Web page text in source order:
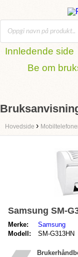
Innledende side
Be om
Hovedside ›
Samsung SM-
Merke:
Samsung
Modell:
SM-G313HN